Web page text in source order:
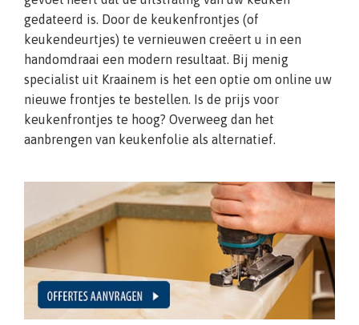
gedateerd is. Door de keukenfrontjes (of
keukendeurtjes) te vernieuwen creëert u in een
handomdraai een modern resultaat. Bij menig
specialist uit Kraainem is het een optie om online uw
nieuwe frontjes te bestellen. Is de prijs voor
keukenfrontjes te hoog? Overweeg dan het
aanbrengen van keukenfolie als alternatief.